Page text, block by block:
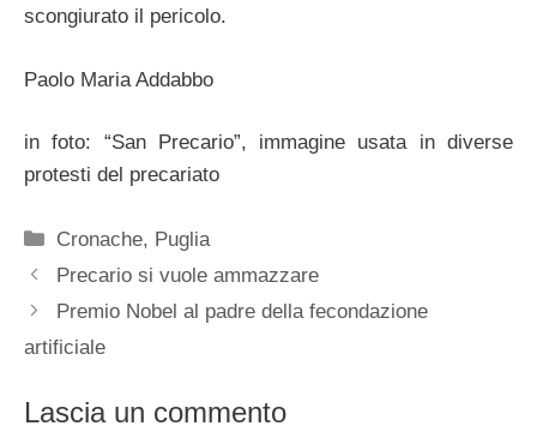
scongiurato il pericolo.
Paolo Maria Addabbo
in foto: “San Precario”, immagine usata in diverse
protesti del precariato
Categorie
Cronache, Puglia
Precario si vuole ammazzare
Premio Nobel al padre della fecondazione
artificiale
Lascia un commento